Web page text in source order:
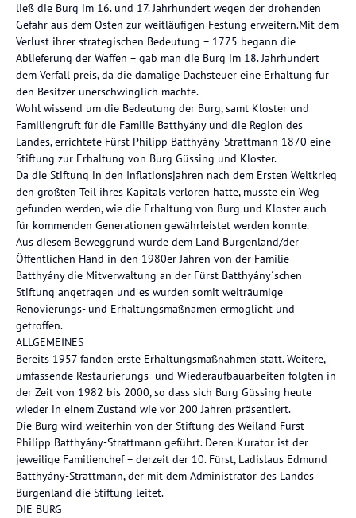
ließ die Burg im 16. und 17. Jahrhundert wegen der drohenden
Gefahr aus dem Osten zur weitläufigen Festung erweitern.Mit dem
Verlust ihrer strategischen Bedeutung – 1775 begann die
Ablieferung der Waffen – gab man die Burg im 18. Jahrhundert
dem Verfall preis, da die damalige Dachsteuer eine Erhaltung für
den Besitzer unerschwinglich machte.
Wohl wissend um die Bedeutung der Burg, samt Kloster und
Familiengruft für die Familie Batthyány und die Region des
Landes, errichtete Fürst Philipp Batthyány-Strattmann 1870 eine
Stiftung zur Erhaltung von Burg Güssing und Kloster.
Da die Stiftung in den Inflationsjahren nach dem Ersten Weltkrieg
den größten Teil ihres Kapitals verloren hatte, musste ein Weg
gefunden werden, wie die Erhaltung von Burg und Kloster auch
für kommenden Generationen gewährleistet werden konnte.
Aus diesem Beweggrund wurde dem Land Burgenland/der
Öffentlichen Hand in den 1980er Jahren von der Familie
Batthyány die Mitverwaltung an der Fürst Batthyány´schen
Stiftung angetragen und es wurden somit weiträumige
Renovierungs- und Erhaltungsmaßnamen ermöglicht und
getroffen.
ALLGEMEINES
Bereits 1957 fanden erste Erhaltungsmaßnahmen statt. Weitere,
umfassende Restaurierungs- und Wiederaufbauarbeiten folgten in
der Zeit von 1982 bis 2000, so dass sich Burg Güssing heute
wieder in einem Zustand wie vor 200 Jahren präsentiert.
Die Burg wird weiterhin von der Stiftung des Weiland Fürst
Philipp Batthyány-Strattmann geführt. Deren Kurator ist der
jeweilige Familienchef – derzeit der 10. Fürst, Ladislaus Edmund
Batthyány-Strattmann, der mit dem Administrator des Landes
Burgenland die Stiftung leitet.
DIE BURG